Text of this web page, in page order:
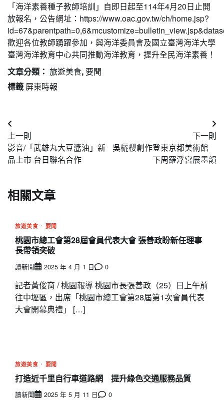
「海洋素養種子教師培訓」自即日起至114年4月20日止開
放報名，公告網址：https://www.oac.gov.tw/ch/home.jsp?
歡迎各位教師踴躍參加，與海洋委員會及國立臺灣海洋大學
臺灣海洋教育中心共同推動海洋教育，提升全民海洋素養！
文章分類： 旅遊美食,要聞
標籤 屏東時報
文
章
導
上一則
影音/「武雄丸大豆醬油」新
品上市 台日聯名合作
下一則
吳欐櫻創作登東京都美術館
下周羅浮宮展墨韻
相關文章
旅遊美食 要聞
桃園市總工會第28屆會員代表大會 張善政盼新任理事
長帶領突破
讀新聞 2025 年 4 月 1 日 0
記者黃俊育 / 桃園報導 桃園市長張善政（25）日上午前
往中壢區，出席「桃園市總工會第28屆第1次會員代表
大會開幕典禮」 […]
旅遊美食 要聞
打造近千里自行車道路網 提升綠色交通服務品質
讀新聞 2025 年 5 月 11 日 0